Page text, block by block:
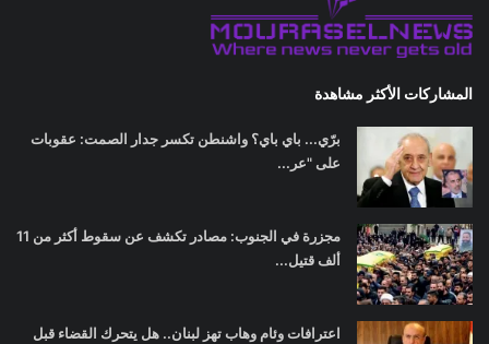
المشاركات الأكثر مشاهدة
برّي... باي باي؟ واشنطن تكسر جدار الصمت: عقوبات
على "عر...
مجزرة في الجنوب: مصادر تكشف عن سقوط أكثر من 11
ألف قتيل...
اعترافات وئام وهاب تهز لبنان.. هل يتحرك القضاء قبل